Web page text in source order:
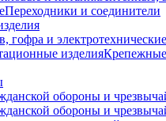
Переходники и соединители
гофра и электротехнические
изделия
обороны и
обороны и